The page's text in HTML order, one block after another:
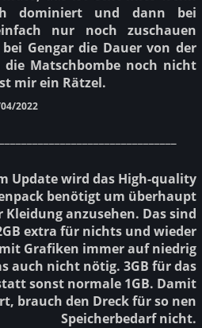
dominiert und dann bei
nur noch zuschauen
bei Gengar die Dauer von der
Matschbombe noch nicht
mir ein Rätzel.
2022
Update wird das High-quality
benötigt um überhaupt
Kleidung anzusehen. Das sind
extra für nichts und wieder
Grafiken immer auf niedrig
auch nicht nötig. 3GB für das
sonst normale 1GB. Damit
brauch den Dreck für so nen
Speicherbedarf nicht.